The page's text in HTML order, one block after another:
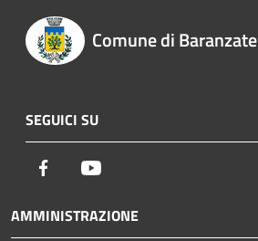
Comune di Baranzate
SEGUICI SU
Facebook
AMMINISTRAZIONE